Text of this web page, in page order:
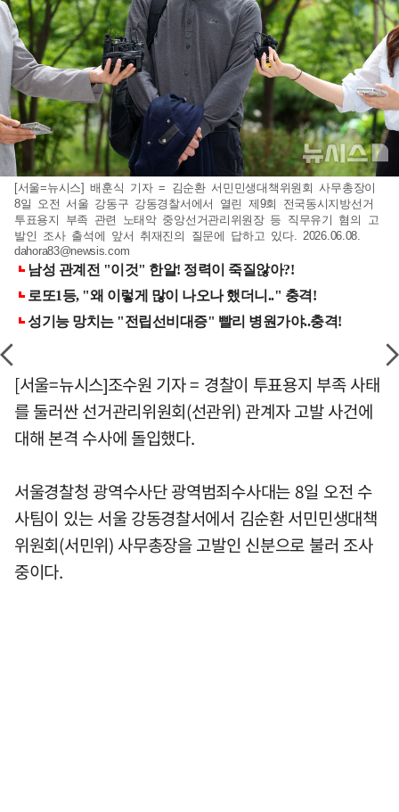
[서울=뉴시스] 배훈식 기자 = 김순환 서민민생대책위원회 사무총장이
8일 오전 서울 강동구 강동경찰서에서 열린 제9회 전국동시지방선거
투표용지 부족 관련 노태악 중앙선거관리위원장 등 직무유기 혐의 고
발인 조사 출석에 앞서 취재진의 질문에 답하고 있다. 2026.06.08.
dahora83@newsis.com
[서울=뉴시스]조수원 기자 = 경찰이 투표용지 부족 사태
를 둘러싼 선거관리위원회(선관위) 관계자 고발 사건에
대해 본격 수사에 돌입했다.
서울경찰청 광역수사단 광역범죄수사대는 8일 오전 수
사팀이 있는 서울 강동경찰서에서 김순환 서민민생대책
위원회(서민위) 사무총장을 고발인 신분으로 불러 조사
중이다.